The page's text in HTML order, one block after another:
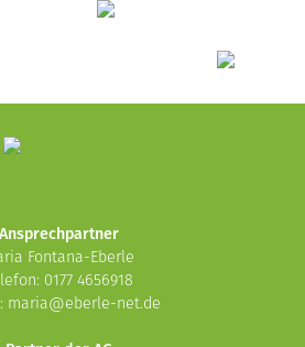
Ansprechpartner
Fontana-Eberle
0177 4656918
maria@eberle-net.de